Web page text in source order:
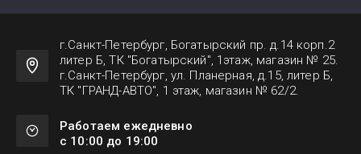
г.Санкт-Петербург, Богатырский пр. д.14 корп.2
литер Б, ТК "Богатырский", 1этаж, магазин № 25.
г.Санкт-Петербург, ул. Планерная, д.15, литер Б,
ТК "ГРАНД-АВТО", 1 этаж, магазин № 62/2.
Работаем ежедневно
с 10:00 до 19:00